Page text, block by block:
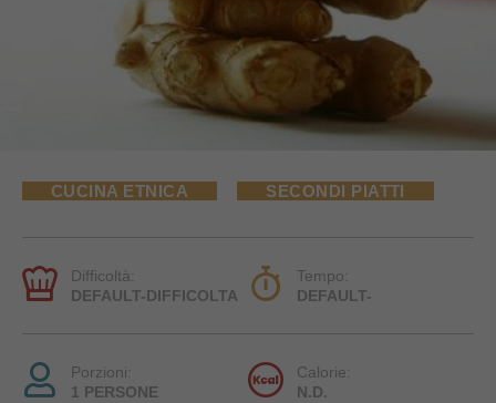
CUCINA ETNICA SECONDI PIATTI
Difficoltà:
DEFAULT-DIFFICOLTA
Tempo:
DEFAULT-
Porzioni:
1 PERSONE
Calorie:
N.D.